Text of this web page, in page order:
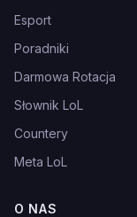
Esport
Poradniki
Darmowa Rotacja
Słownik LoL
Countery
Meta LoL
O NAS